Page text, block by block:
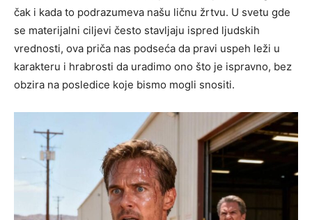
čak i kada to podrazumeva našu ličnu žrtvu. U svetu gde
se materijalni ciljevi često stavljaju ispred ljudskih
vrednosti, ova priča nas podseća da pravi uspeh leži u
karakteru i hrabrosti da uradimo ono što je ispravno, bez
obzira na posledice koje bismo mogli snositi.